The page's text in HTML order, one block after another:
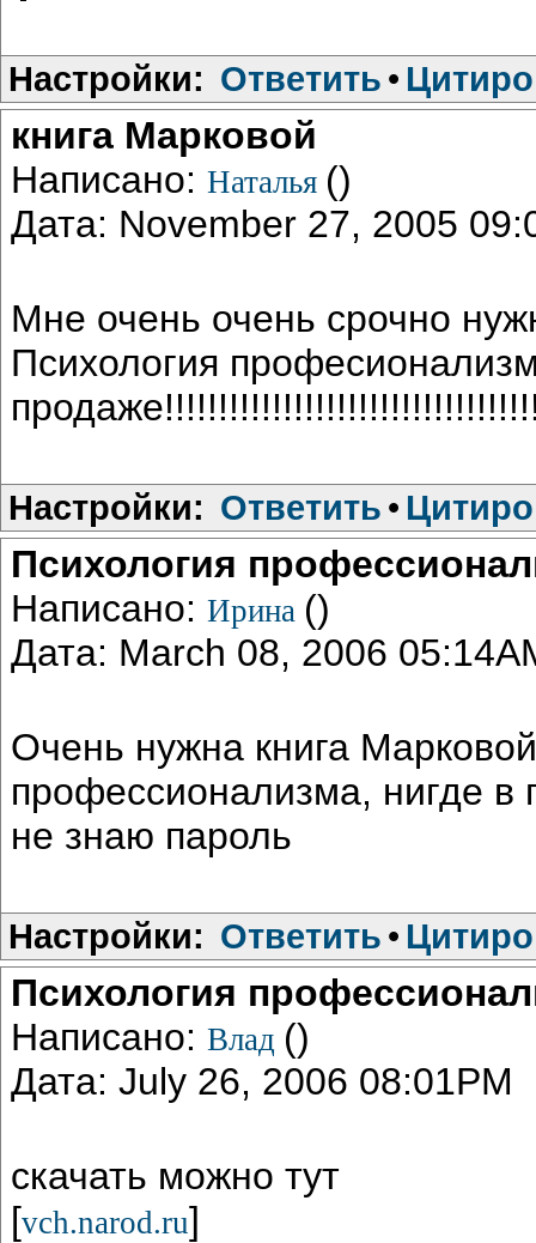
Настройки: Ответить •
книга Марковой
Написано: Наталья ()
Дата: November 27, 2005
Мне очень очень срочно
Психология
Настройки: Ответить •
Психология
Написано: Ирина ()
Дата: March 08, 2006
Очень нужна книга
профессионализма, нигде в
не знаю пароль
Настройки: Ответить •
Психология
Написано: Влад ()
Дата: July 26, 2006 08:01PM
скачать можно тут
[vch.narod.ru]